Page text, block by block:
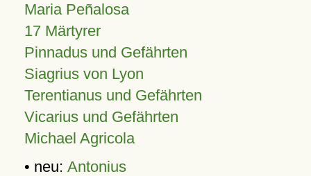
Maria Peñalosa
17 Märtyrer
Pinnadus und Gefährten
Siagrius von Lyon
Terentianus und Gefährten
Vicarius und Gefährten
Michael Agricola
• neu: Antonius